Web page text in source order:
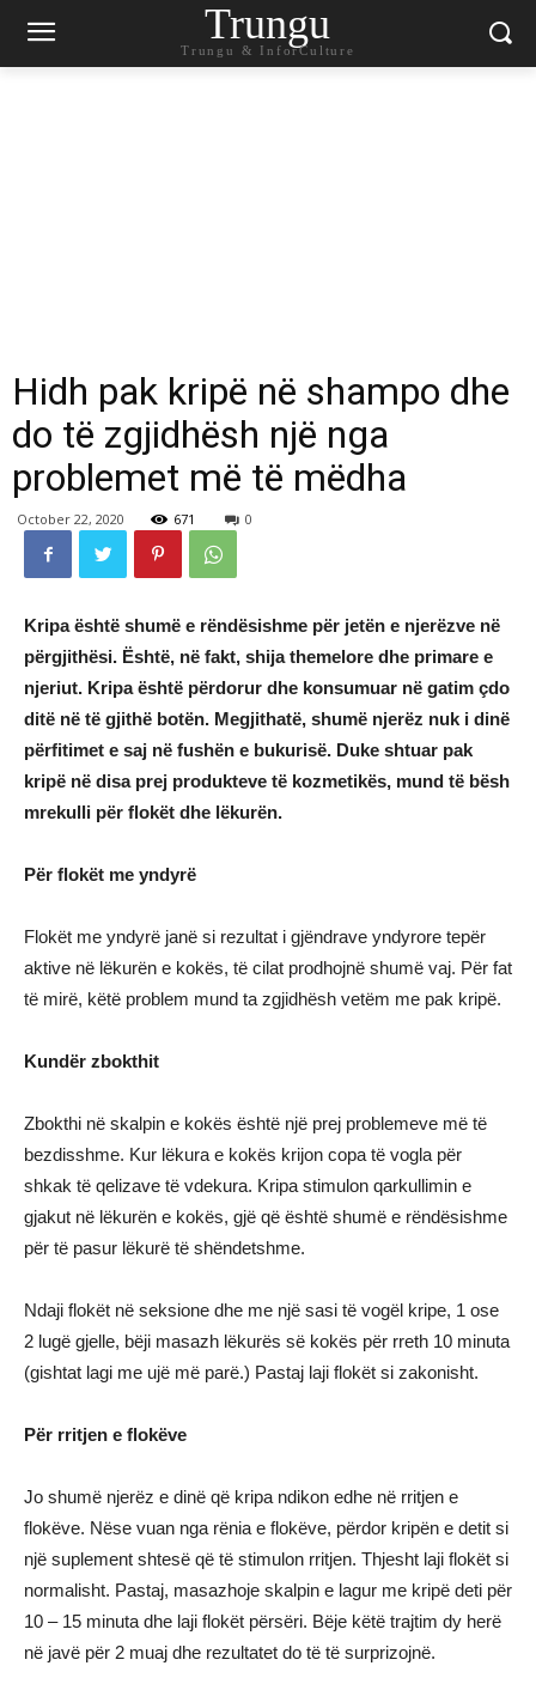
Trungu
Trungu & InforCulture
Hidh pak kripë në shampo dhe
do të zgjidhësh një nga
problemet më të mëdha
October 22, 2020 671 0
Kripa është shumë e rëndësishme për jetën e njerëzve në
përgjithësi. Është, në fakt, shija themelore dhe primare e
njeriut. Kripa është përdorur dhe konsumuar në gatim çdo
ditë në të gjithë botën. Megjithatë, shumë njerëz nuk i dinë
përfitimet e saj në fushën e bukurisë. Duke shtuar pak
kripë në disa prej produkteve të kozmetikës, mund të bësh
mrekulli për flokët dhe lëkurën.
Për flokët me yndyrë
Flokët me yndyrë janë si rezultat i gjëndrave yndyrore tepër
aktive në lëkurën e kokës, të cilat prodhojnë shumë vaj. Për fat
të mirë, këtë problem mund ta zgjidhësh vetëm me pak kripë.
Kundër zbokthit
Zbokthi në skalpin e kokës është një prej problemeve më të
bezdisshme. Kur lëkura e kokës krijon copa të vogla për
shkak të qelizave të vdekura. Kripa stimulon qarkullimin e
gjakut në lëkurën e kokës, gjë që është shumë e rëndësishme
për të pasur lëkurë të shëndetshme.
Ndaji flokët në seksione dhe me një sasi të vogël kripe, 1 ose
2 lugë gjelle, bëji masazh lëkurës së kokës për rreth 10 minuta
(gishtat lagi me ujë më parë.) Pastaj laji flokët si zakonisht.
Për rritjen e flokëve
Jo shumë njerëz e dinë që kripa ndikon edhe në rritjen e
flokëve. Nëse vuan nga rënia e flokëve, përdor kripën e detit si
një suplement shtesë që të stimulon rritjen. Thjesht laji flokët si
normalisht. Pastaj, masazhoje skalpin e lagur me kripë deti për
10 – 15 minuta dhe laji flokët përsëri. Bëje këtë trajtim dy herë
në javë për 2 muaj dhe rezultatet do të të surprizojnë.